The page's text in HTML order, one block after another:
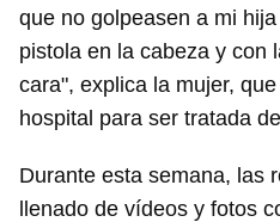
que no golpeasen a mi
pistola en la cabeza y con
cara", explica la mujer,
hospital para ser tratada
Durante esta semana, las
llenado de vídeos y fotos